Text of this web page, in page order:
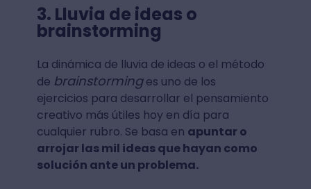
3. Lluvia de ideas o
brainstorming
La dinámica de lluvia de ideas o el método
de brainstorminges uno de los
ejercicios para desarrollar el pensamiento
creativo más útiles hoy en día para
cualquier rubro. Se basa en apuntar o
arrojar las mil ideas que hayan como
solución ante un problema.